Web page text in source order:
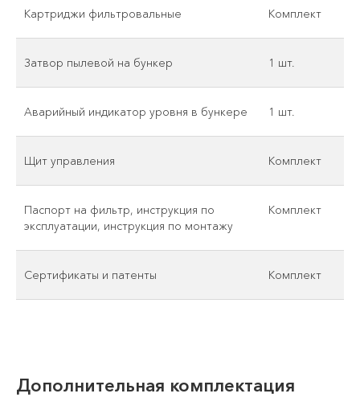
Картриджи фильтровальные Комплект
Затвор пылевой на бункер 1 шт.
Аварийный индикатор уровня в бункере 1 шт.
Щит управления Комплект
Паспорт на фильтр, инструкция по
эксплуатации, инструкция по монтажу
Комплект
Сертификаты и патенты Комплект
Дополнительная комплектация